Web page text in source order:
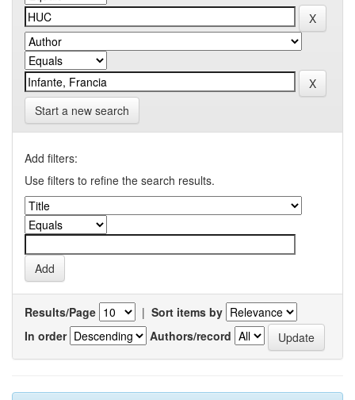
Start a new search
Add filters:
Use filters to refine the search results.
Results/Page | Sort items by
In order
Authors/record